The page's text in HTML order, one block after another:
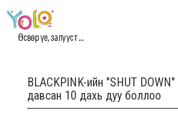
Өсвөр үе, залууст ...
BLACKPINK-ийн "SHUT DOWN"
давсан 10 дахь дуу боллоо